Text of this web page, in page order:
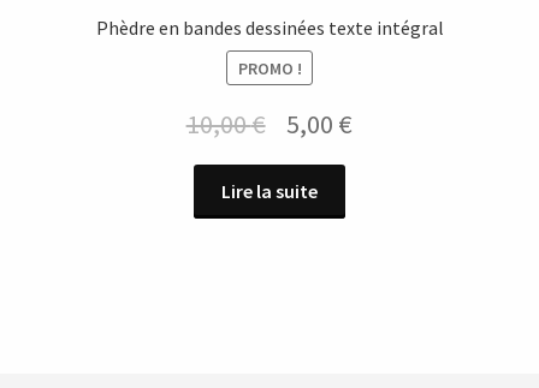
Phèdre en bandes dessinées texte intégral
PROMO !
10,00€
Le
prix
initial
5,00 €
Lire la suite